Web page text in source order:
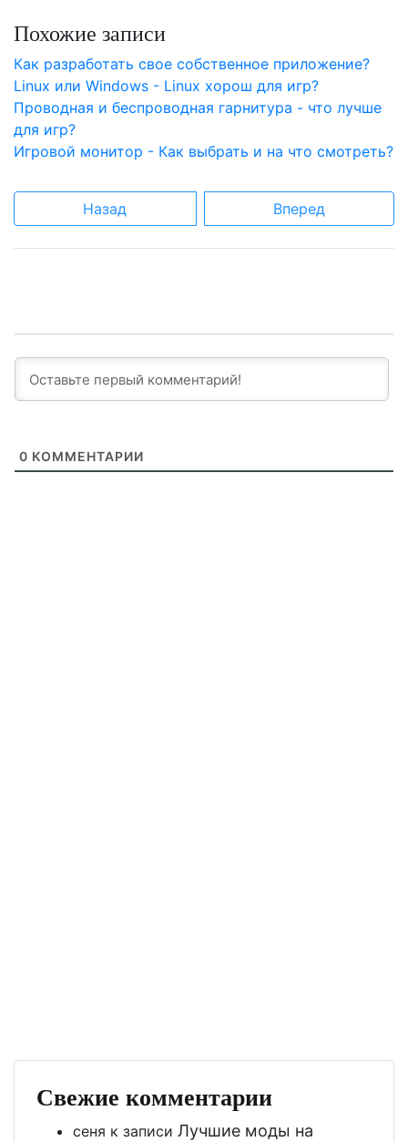
Похожие записи
Как разработать свое собственное приложение?
Linux или Windows - Linux хорош для игр?
Проводная и беспроводная гарнитура - что лучше
для игр?
Игровой монитор - Как выбрать и на что смотреть?
Назад Вперед
0 КОММЕНТАРИИ
Свежие комментарии
сеня к записи Лучшие моды на